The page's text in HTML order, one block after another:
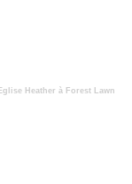
Heather à Forest Lawn